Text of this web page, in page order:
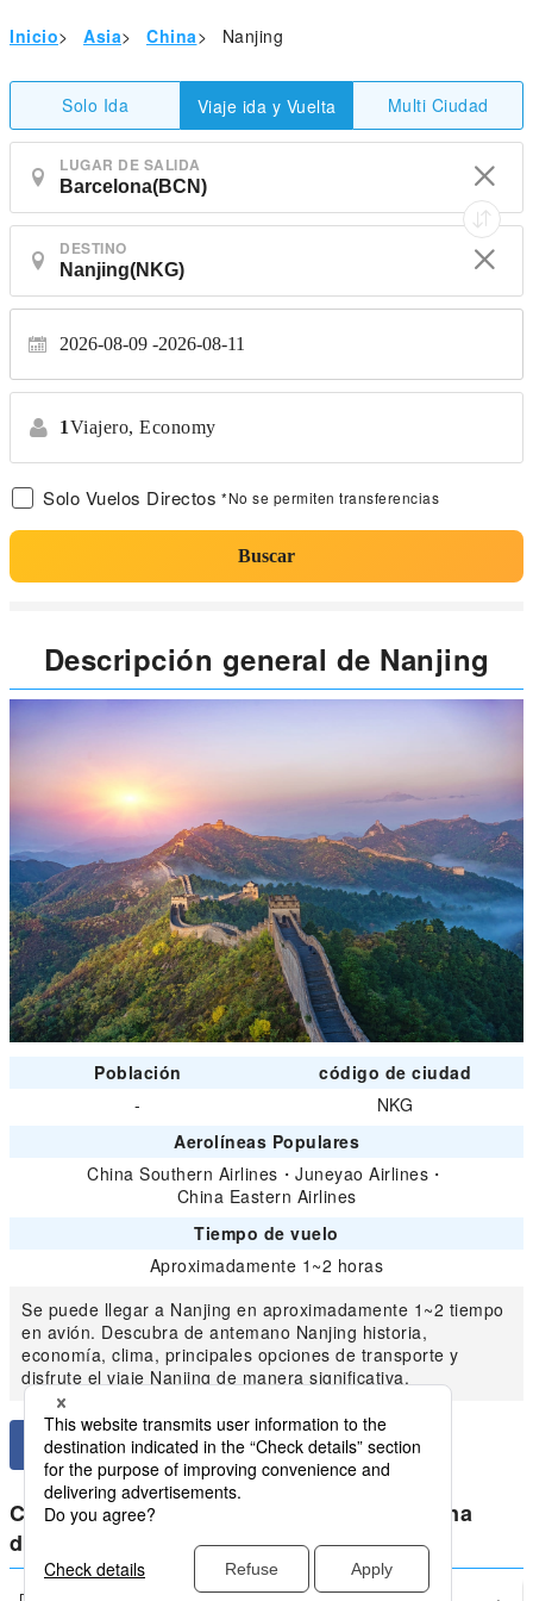
Inicio> Asia> China> Nanjing
Solo Ida Viaje ida y Vuelta Multi Ciudad
LUGAR DE SALIDA
DESTINO
2026-08-09 2026-08-11
1Viajero, Economy
Solo Vuelos Directos *No se permiten transferencias
Buscar
Descripción general de Nanjing
Población
código de ciudad
-
NKG
Aerolíneas Populares
China Southern Airlines ・Juneyao Airlines ・
China Eastern Airlines
Tiempo de vuelo
Aproximadamente 1~2 horas
Se puede llegar a Nanjing en aproximadamente 1~2 tiempo
en avión. Descubra de antemano Nanjing historia,
economía, clima, principales opciones de transporte y
disfrute el viaje Nanjing de manera significativa.
Compara los precios más bajos para China
doméstico de Nanjing